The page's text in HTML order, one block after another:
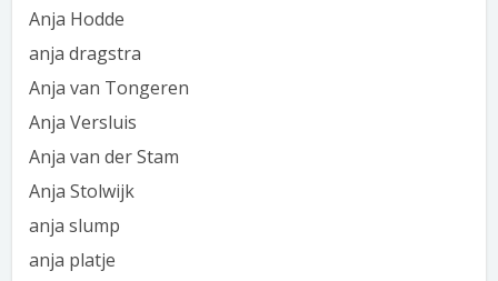
Anja Hodde
anja dragstra
Anja van Tongeren
Anja Versluis
Anja van der Stam
Anja Stolwijk
anja slump
anja platje